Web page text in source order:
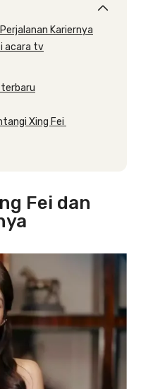
Kariernya
acara tv
terbaru
Xing Fei
Fei dan